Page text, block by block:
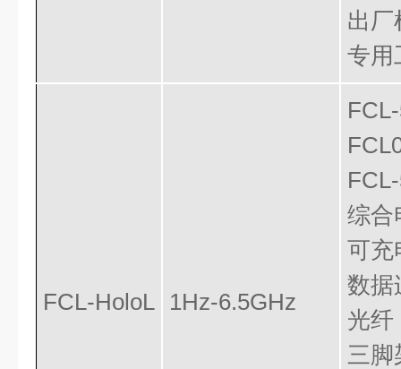
出厂
专用
FCL-HoloL 1Hz-6.5GHz
综合
可充
数据
光纤
三脚